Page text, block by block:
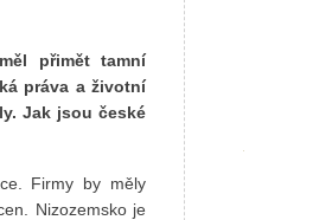
přimět tamní
práva a životní
Jak jsou české
Firmy by měly
Nizozemsko je